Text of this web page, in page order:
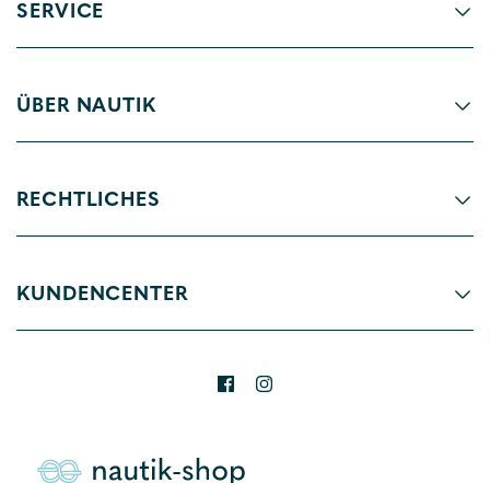
SERVICE
ÜBER NAUTIK
RECHTLICHES
KUNDENCENTER